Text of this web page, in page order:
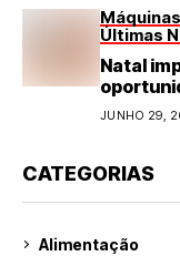
Últimas
Natal
do varejo
JUNHO 29,
CATEGORIAS
Alimentação